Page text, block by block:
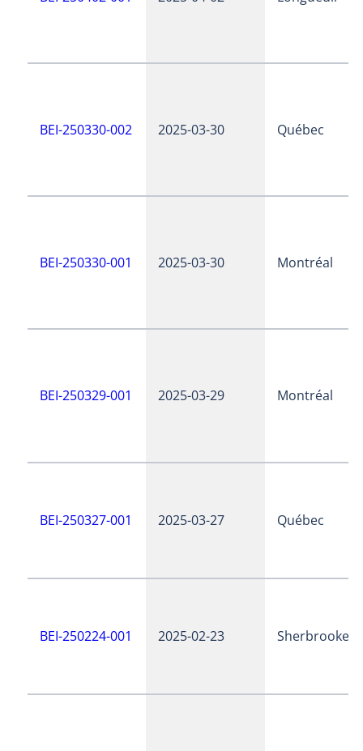
BEI-250330-002 2025-03-30 Québec
BEI-250330-001 2025-03-30 Montréal
BEI-250329-001 2025-03-29 Montréal
BEI-250327-001 2025-03-27 Québec
BEI-250224-001 2025-02-23 Sherbrooke